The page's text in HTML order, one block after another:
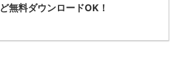
ど無料ダウンロードOK！